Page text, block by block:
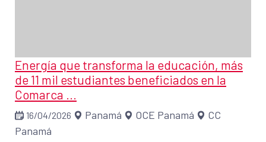
Energía que transforma la educación, más
de 11 mil estudiantes beneficiados en la
Comarca ...
16/04/2026 Panamá OCE Panamá
CC
Panamá